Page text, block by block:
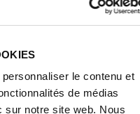
le contenu et
de médias
sur notre site web. Nous
right of use to
use, is
of applicable law.